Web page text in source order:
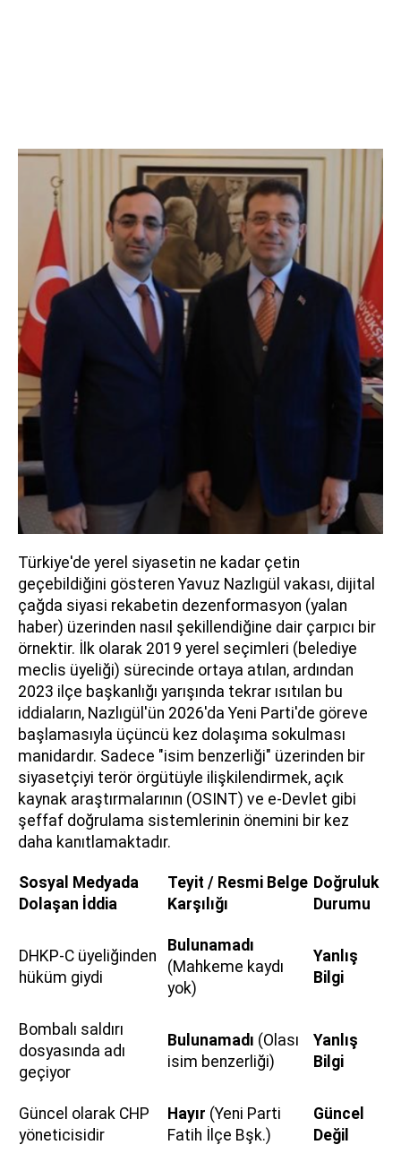
Türkiye'de yerel siyasetin ne kadar çetin
geçebildiğini gösteren Yavuz Nazlıgül vakası, dijital
çağda siyasi rekabetin dezenformasyon (yalan
haber) üzerinden nasıl şekillendiğine dair çarpıcı bir
örnektir. İlk olarak 2019 yerel seçimleri (belediye
meclis üyeliği) sürecinde ortaya atılan, ardından
2023 ilçe başkanlığı yarışında tekrar ısıtılan bu
iddiaların, Nazlıgül'ün 2026'da Yeni Parti'de göreve
başlamasıyla üçüncü kez dolaşıma sokulması
manidardır. Sadece "isim benzerliği" üzerinden bir
siyasetçiyi terör örgütüyle ilişkilendirmek, açık
kaynak araştırmalarının (OSINT) ve e-Devlet gibi
şeffaf doğrulama sistemlerinin önemini bir kez
daha kanıtlamaktadır.
Sosyal Medyada
Dolaşan İddia
Teyit / Resmi Belge
Karşılığı
Doğruluk
Durumu
DHKP-C üyeliğinden
hüküm giydi
Bulunamadı
(Mahkeme kaydı
yok)
Yanlış
Bilgi
Bombalı saldırı
dosyasında adı
geçiyor
Bulunamadı (Olası
isim benzerliği)
Yanlış
Bilgi
Güncel olarak CHP
yöneticisidir
Hayır (Yeni Parti
Fatih İlçe Bşk.)
Güncel
Değil